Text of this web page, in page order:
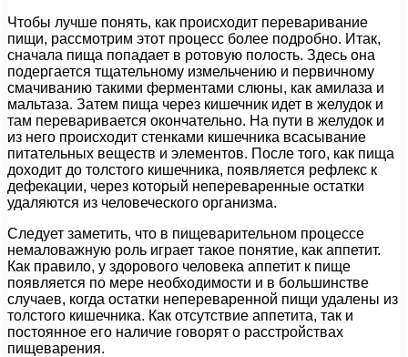
Чтобы лучше понять, как происходит переваривание
пищи, рассмотрим этот процесс более подробно. Итак,
сначала пища попадает в ротовую полость. Здесь она
подергается тщательному измельчению и первичному
смачиванию такими ферментами слюны, как амилаза и
мальтаза. Затем пища через кишечник идет в желудок и
там переваривается окончательно. На пути в желудок и
из него происходит стенками кишечника всасывание
питательных веществ и элементов. После того, как пища
доходит до толстого кишечника, появляется рефлекс к
дефекации, через который непереваренные остатки
удаляются из человеческого организма.
Следует заметить, что в пищеварительном процессе
немаловажную роль играет такое понятие, как аппетит.
Как правило, у здорового человека аппетит к пище
появляется по мере необходимости и в большинстве
случаев, когда остатки непереваренной пищи удалены из
толстого кишечника. Как отсутствие аппетита, так и
постоянное его наличие говорят о расстройствах
пищеварения.